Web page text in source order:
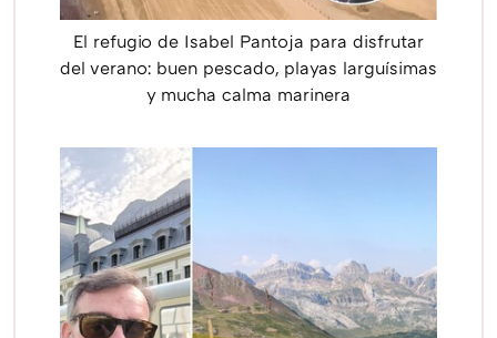
El refugio de Isabel Pantoja para disfrutar
del verano: buen pescado, playas larguísimas
y mucha calma marinera